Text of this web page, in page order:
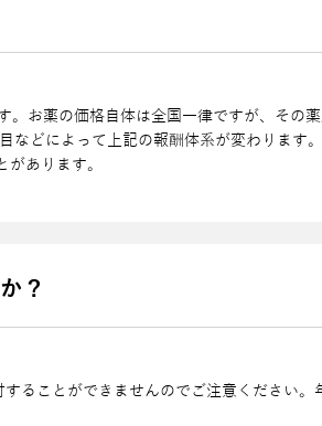
お薬の価格⾃体は全国⼀律ですが、その薬
などによって上記の報酬体系が変わります
あります。
？
ることができませんのでご注意ください。